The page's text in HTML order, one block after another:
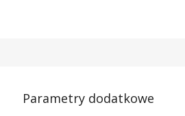
Parametry dodatkowe